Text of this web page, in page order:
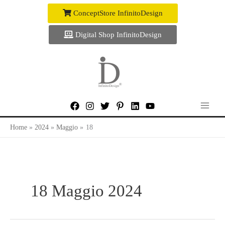
ConceptStore InfinitoDesign
Digital Shop InfinitoDesign
Home 2024 Maggio 18
18 Maggio 2024